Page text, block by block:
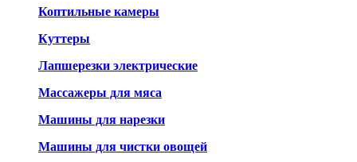
Коптильные камеры
Куттеры
Лапшерезки электрические
Массажеры для мяса
Машины для нарезки
Машины для чистки овощей